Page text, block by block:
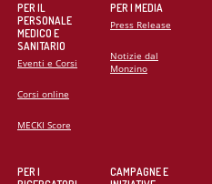
PER IL
PERSONALE
MEDICO E
SANITARIO
Eventi e Corsi
Corsi online
MECKI Score
PER I
PER I MEDIA
Press Release
Notizie dal
Monzino
CAMPAGNE E